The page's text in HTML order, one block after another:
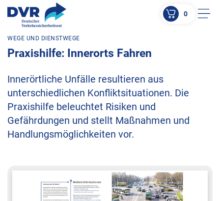
ZUM HAUPTINHALT SPRINGEN
ZUR SUCHE SPRINGEN
0
WEGE UND DIENSTWEGE
Praxishilfe: Innerorts Fahren
Innerörtliche Unfälle resultieren aus
unterschiedlichen Konfliktsituationen. Die
Praxishilfe beleuchtet Risiken und
Gefährdungen und stellt Maßnahmen und
Handlungsmöglichkeiten vor.